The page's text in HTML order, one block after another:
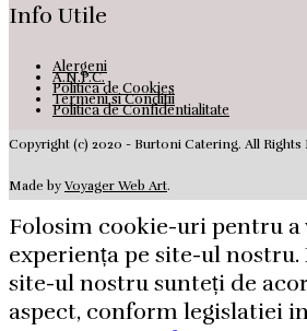
Info Utile
Alergeni
A.N.P.C.
Politica de Cookies
Termeni si Conditii
Politica de Confidentialitate
Copyright (c) 2020 - Burtoni Catering. All Rights
Made by Voyager Web Art.
Folosim cookie-uri pentru a
experiența pe site-ul nostru.
site-ul nostru sunteți de
aspect, conform legislatiei